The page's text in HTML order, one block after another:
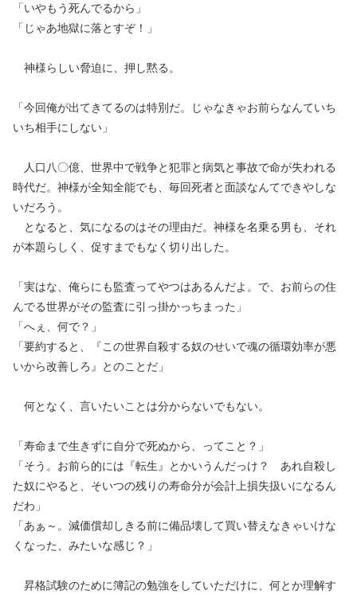
「いやもう死んでるから」
「じゃあ地獄に落とすぞ！」
神様らしい脅迫に、押し黙る。
「今回俺が出てきてるのは特別だ。じゃなきゃお前らなんていち
いち相手にしない」
人口八〇億、世界中で戦争と犯罪と病気と事故で命が失われる
時代だ。神様が全知全能でも、毎回死者と面談なんてできやしな
いだろう。
となると、気になるのはその理由だ。神様を名乗る男も、それ
が本題らしく、促すまでもなく切り出した。
「実はな、俺らにも監査ってやつはあるんだよ。で、お前らの住
んでる世界がその監査に引っ掛かっちまった」
「へぇ、何で？」
「要約すると、『この世界自殺する奴のせいで魂の循環効率が悪
いから改善しろ』とのことだ」
何となく、言いたいことは分からないでもない。
「寿命まで生きずに自分で死ぬから、ってこと？」
「そう。お前ら的には『転生』とかいうんだっけ？ あれ自殺し
た奴にやると、そいつの残りの寿命分が会計上損失扱いになるん
だわ」
「あぁ～。減価償却しきる前に備品壊して買い替えなきゃいけな
くなった、みたいな感じ？」
昇格試験のために簿記の勉強をしていただけに、何とか理解す